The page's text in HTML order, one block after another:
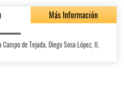
Más Información
de Tejada, Diego Sosa López, 6,